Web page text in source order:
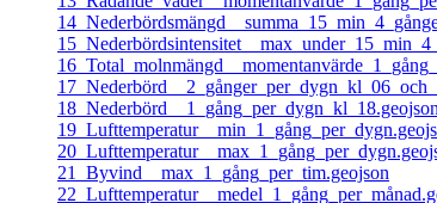
18_Nederbörd__1_gång_per_dygn_kl_18.geojson
21_Byvind__max_1_gång_per_tim.geojson